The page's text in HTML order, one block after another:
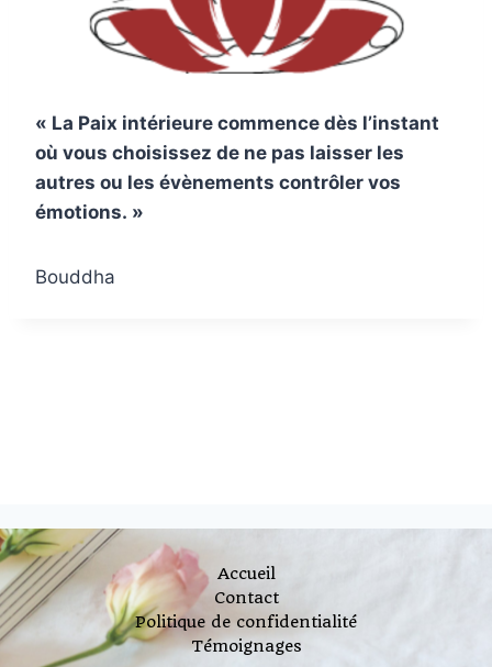
« La Paix intérieure commence dès l’instant
où vous choisissez de ne pas laisser les
autres ou les évènements contrôler vos
émotions. »
Bouddha
Accueil
Contact
Politique de confidentialité
Témoignages